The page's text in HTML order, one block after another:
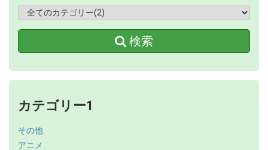
検索
カテゴリー1
その他
アニメ